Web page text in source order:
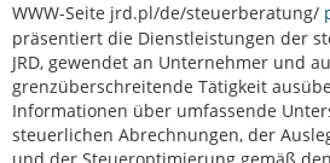
WWW-Seite jrd.pl/de/steuerberatung/
präsentiert die Dienstleistungen der
JRD, gewendet an Unternehmer und
grenzüberschreitende Tätigkeit
Informationen über umfassende
steuerlichen Abrechnungen, der